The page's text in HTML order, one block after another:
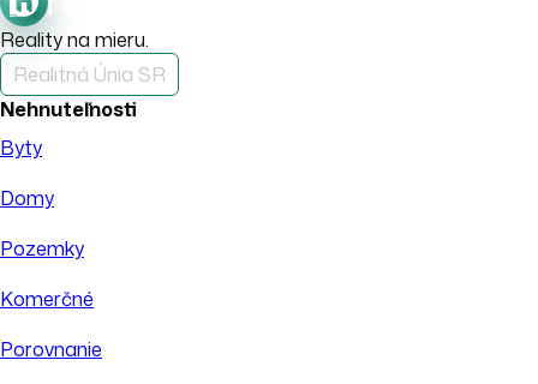
Reality na mieru.
Realitná Únia SR
Nehnuteľnosti
Byty
Domy
Pozemky
Komerčné
Porovnanie